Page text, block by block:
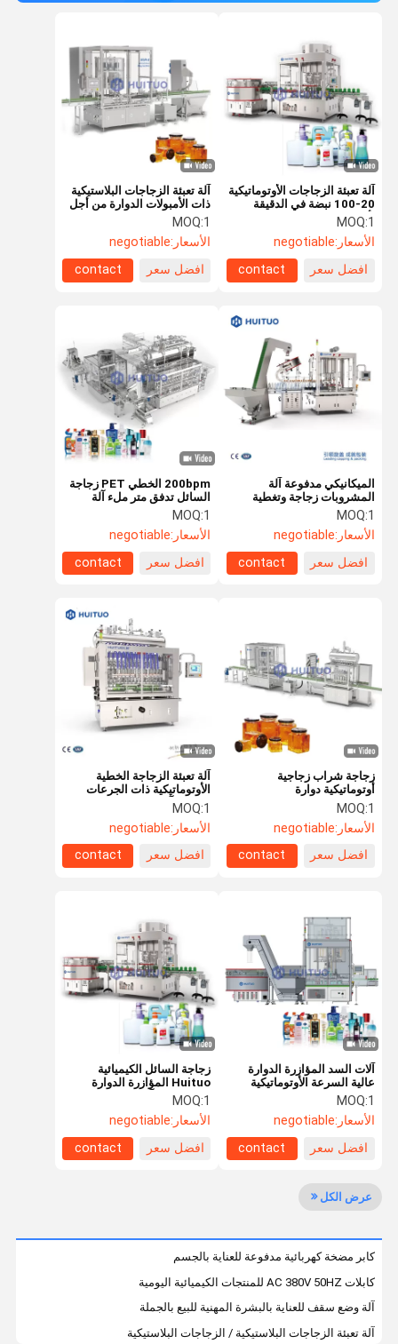
جولة في
المعمل
رقابة جودة اتصل بنا أخبار
اطلب اقتباس
آلة تعبئة السد
آلة تعبئة وتغطية أحادية الكتلة
آلة تعبئة الزجاجات السائلة
آلة تعبئة عداد التدفق
آلة تعبئة الزجاجات الأوتوماتيكية
آلة تعبئة الزجاجات الأوتوماتيكية
20-100 نبضة في الدقيقة
لأغطية مضخة محلول
MOQ:1
الأسعار:negotiable
افضل سعر
contact
آلة تعبئة الزجاجات البلاستيكية
ذات الأمبولات الدوارة من أجل
الكواشف التشخيصية الطبية
MOQ:1
الأسعار:negotiable
افضل سعر
contact
الميكانيكي مدفوعة آلة
المشروبات زجاجة وتغطية
MOQ:1
الأسعار:negotiable
افضل سعر
contact
200bpm الخطي PET زجاجة
السائل تدفق متر ملء آلة
5000ml
MOQ:1
الأسعار:negotiable
افضل سعر
contact
زجاجة شراب زجاجية
أوتوماتيكية دوارة
MOQ:1
الأسعار:negotiable
افضل سعر
contact
آلة تعبئة الزجاجة الخطية
الأوتوماتيكية ذات الجرعات
السائلة آلة تعبئة حجمية
للمنتجات عالية اللزوجة
MOQ:1
الأسعار:negotiable
افضل سعر
contact
آلات السد المؤازرة الدوارة
عالية السرعة الأوتوماتيكية
للزجاجات مع مضخة الزناد
MOQ:1
الأسعار:negotiable
افضل سعر
contact
زجاجة السائل الكيميائية
Huituo المؤازرة الدوارة
تشاك السد آلة كابر
MOQ:1
الأسعار:negotiable
افضل سعر
contact
عرض الكل
كابر مضخة كهربائية مدفوعة للعناية بالجسم
كابلات AC 380V 50HZ للمنتجات الكيميائية اليومية
آلة وضع سقف للعناية بالبشرة المهنية للبيع بالجملة
آلة تعبئة الزجاجات البلاستيكية / الزجاجات البلاستيكية